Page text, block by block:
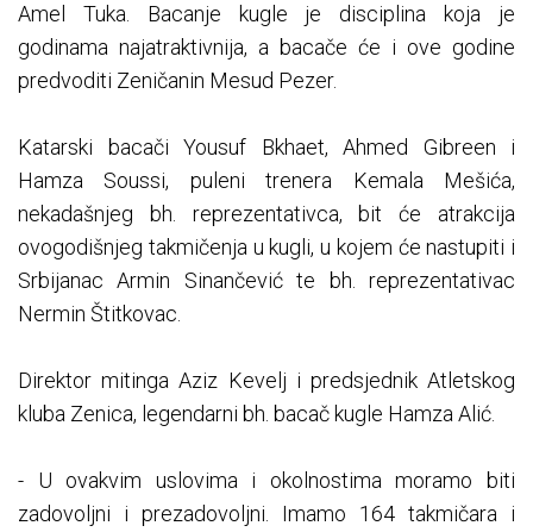
Amel Tuka. Bacanje kugle je disciplina koja je
godinama najatraktivnija, a bacače će i ove godine
predvoditi Zeničanin Mesud Pezer.
Katarski bacači Yousuf Bkhaet, Ahmed Gibreen i
Hamza Soussi, puleni trenera Kemala Mešića,
nekadašnjeg bh. reprezentativca, bit će atrakcija
ovogodišnjeg takmičenja u kugli, u kojem će nastupiti i
Srbijanac Armin Sinančević te bh. reprezentativac
Nermin Štitkovac.
Direktor mitinga Aziz Kevelj i predsjednik Atletskog
kluba Zenica, legendarni bh. bacač kugle Hamza Alić.
- U ovakvim uslovima i okolnostima moramo biti
zadovoljni i prezadovoljni. Imamo 164 takmičara i